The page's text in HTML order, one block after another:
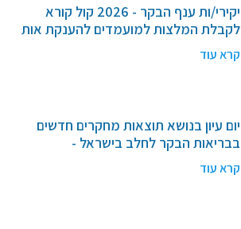
יקירי/ות ענף הבקר - 2026 קול קורא
לקבלת המלצות למועמדים להענקת אות
קרא עוד
יום עיון בנושא תוצאות מחקרים חדשים
בבריאות הבקר לחלב בישראל -
קרא עוד